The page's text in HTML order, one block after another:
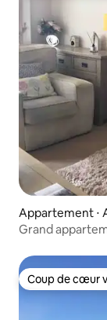
Appartement ⋅
Grand
Coup de cœur
Coup de cœur